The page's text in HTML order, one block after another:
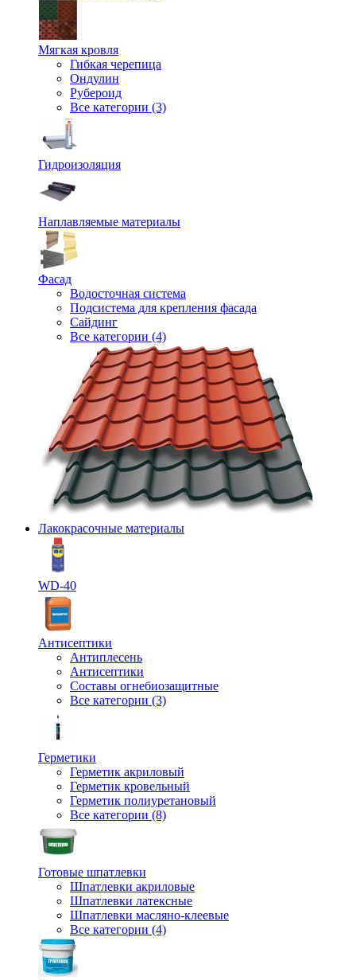
Мягкая кровля
Гибкая черепица
Ондулин
Рубероид
Все категории (3)
Гидроизоляция
Наплавляемые материалы
Фасад
Водосточная система
Подсистема для крепления фасада
Сайдинг
Все категории (4)
Лакокрасочные материалы
WD-40
Антисептики
Антиплесень
Антисептики
Составы огнебиозащитные
Все категории (3)
Герметики
Герметик акриловый
Герметик кровельный
Герметик полиуретановый
Все категории (8)
Готовые шпатлевки
Шпатлевки акриловые
Шпатлевки латексные
Шпатлевки масляно-клеевые
Все категории (4)